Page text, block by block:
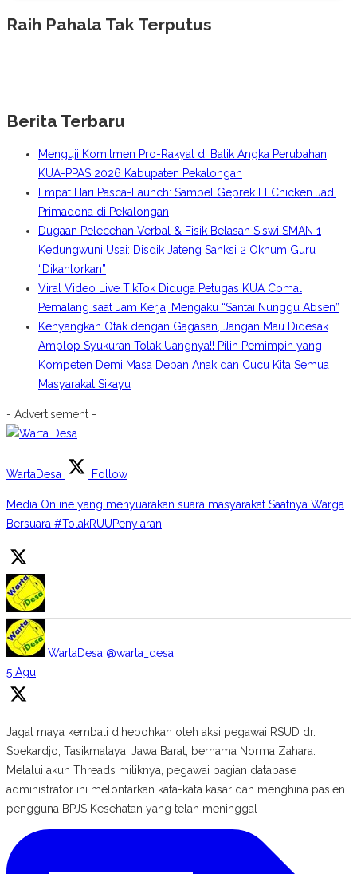
Raih Pahala Tak Terputus
Berita Terbaru
Menguji Komitmen Pro-Rakyat di Balik Angka Perubahan
KUA-PPAS 2026 Kabupaten Pekalongan
Empat Hari Pasca-Launch: Sambel Geprek El Chicken Jadi
Primadona di Pekalongan
Dugaan Pelecehan Verbal & Fisik Belasan Siswi SMAN 1
Kedungwuni Usai: Disdik Jateng Sanksi 2 Oknum Guru
“Dikantorkan”
Viral Video Live TikTok Diduga Petugas KUA Comal
Pemalang saat Jam Kerja, Mengaku “Santai Nunggu Absen”
Kenyangkan Otak dengan Gagasan, Jangan Mau Didesak
Amplop Syukuran Tolak Uangnya!! Pilih Pemimpin yang
Kompeten Demi Masa Depan Anak dan Cucu Kita Semua
Masyarakat Sikayu
- Advertisement -
WartaDesa Follow
Media Online yang menyuarakan suara masyarakat Saatnya Warga
Bersuara #TolakRUUPenyiaran
WartaDesa @warta_desa ·
5 Agu
Jagat maya kembali dihebohkan oleh aksi pegawai RSUD dr.
Soekardjo, Tasikmalaya, Jawa Barat, bernama Norma Zahara.
Melalui akun Threads miliknya, pegawai bagian database
administrator ini melontarkan kata-kata kasar dan menghina pasien
pengguna BPJS Kesehatan yang telah meninggal